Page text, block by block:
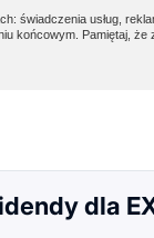
świadczenia usług,
końcowym. Pamiętaj,
dla